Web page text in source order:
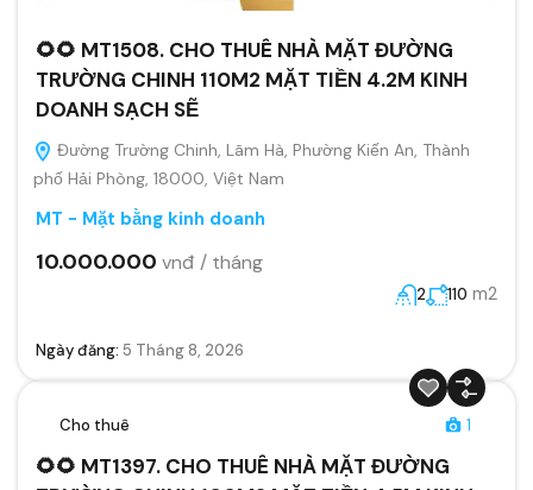
🌻🌻 MT1508. CHO THUÊ NHÀ MẶT ĐƯỜNG
TRƯỜNG CHINH 110M2 MẶT TIỀN 4.2M KINH
DOANH SẠCH SẼ
Đường Trường Chinh, Lãm Hà, Phường Kiến An, Thành
phố Hải Phòng, 18000, Việt Nam
MT - Mặt bằng kinh doanh
10.000.000 vnđ / tháng
2 110 m2
Ngày đăng: 5 Tháng 8, 2026
Cho thuê 1
🌻🌻 MT1397. CHO THUÊ NHÀ MẶT ĐƯỜNG